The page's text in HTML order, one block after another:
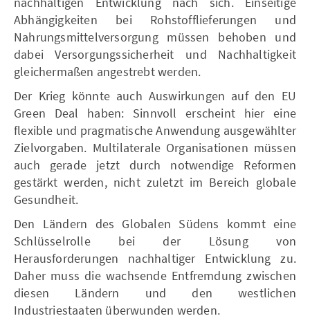
Abhängigkeiten bei Rohstofflieferungen und
Nahrungsmittelversorgung müssen behoben und
dabei Versorgungssicherheit und Nachhaltigkeit
gleichermaßen angestrebt werden.
Der Krieg könnte auch Auswirkungen auf den EU
Green Deal haben: Sinnvoll erscheint hier eine
flexible und pragmatische Anwendung ausgewählter
Zielvorgaben. Multilaterale Organisationen müssen
auch gerade jetzt durch notwendige Reformen
gestärkt werden, nicht zuletzt im Bereich globale
Gesundheit.
Den Ländern des Globalen Südens kommt eine
Schlüsselrolle bei der Lösung von
Herausforderungen nachhaltiger Entwicklung zu.
Daher muss die wachsende Entfremdung zwischen
diesen Ländern und den westlichen
Industriestaaten überwunden werden.